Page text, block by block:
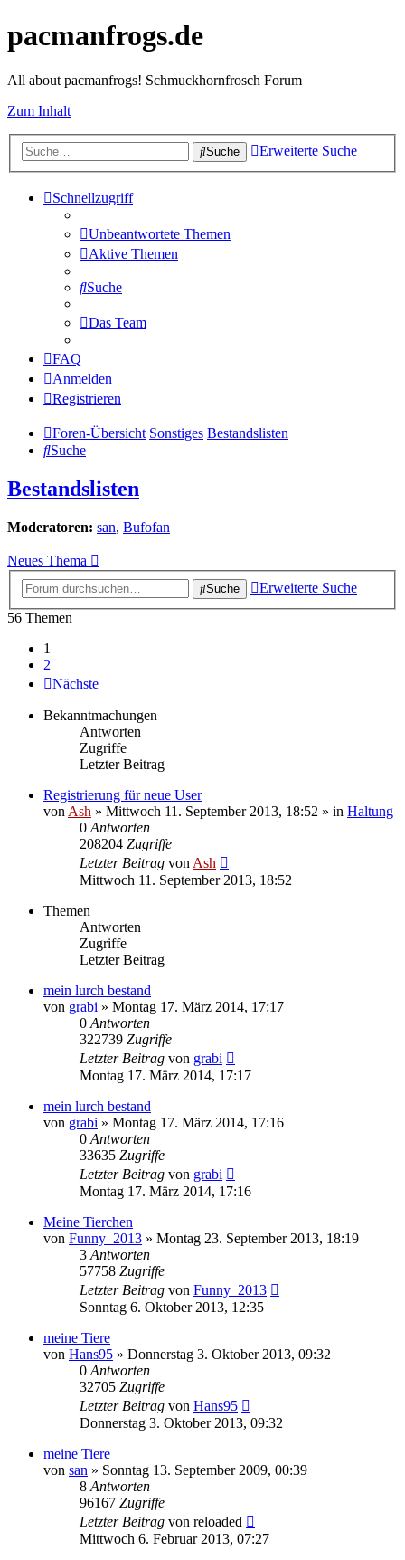
pacmanfrogs.de
All about pacmanfrogs! Schmuckhornfrosch Forum
Zum Inhalt
Suche Erweiterte Suche
Schnellzugriff
Unbeantwortete Themen
Aktive Themen
Suche
Das Team
FAQ
Anmelden
Registrieren
Foren-Übersicht Sonstiges Bestandslisten
Suche
Bestandslisten
Moderatoren: san, Bufofan
Neues Thema
Suche
Erweiterte Suche
56 Themen
1
2
Nächste
Bekanntmachungen
Antworten
Zugriffe
Letzter Beitrag
Registrierung für neue User
von Ash » Mittwoch 11. September 2013, 18:52 » in Haltung
0 Antworten
208204 Zugriffe
Letzter Beitrag von Ash
Mittwoch 11. September 2013, 18:52
Themen
Antworten
Zugriffe
Letzter Beitrag
mein lurch bestand
von grabi » Montag 17. März 2014, 17:17
0 Antworten
322739 Zugriffe
Letzter Beitrag von grabi
Montag 17. März 2014, 17:17
mein lurch bestand
von grabi » Montag 17. März 2014, 17:16
0 Antworten
33635 Zugriffe
Letzter Beitrag von grabi
Montag 17. März 2014, 17:16
Meine Tierchen
von Funny_2013 » Montag 23. September 2013, 18:19
3 Antworten
57758 Zugriffe
Letzter Beitrag von Funny_2013
Sonntag 6. Oktober 2013, 12:35
meine Tiere
von Hans95 » Donnerstag 3. Oktober 2013, 09:32
0 Antworten
32705 Zugriffe
Letzter Beitrag von Hans95
Donnerstag 3. Oktober 2013, 09:32
meine Tiere
von san » Sonntag 13. September 2009, 00:39
8 Antworten
96167 Zugriffe
Letzter Beitrag von reloaded
Mittwoch 6. Februar 2013, 07:27